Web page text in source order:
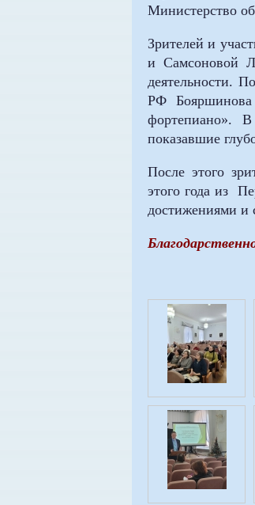
Министерство
Зрителей и
и Самсоновой
деятельности.
РФ Бояршинова
фортепиано».
показавшие
После этого
этого года из
достижениями и